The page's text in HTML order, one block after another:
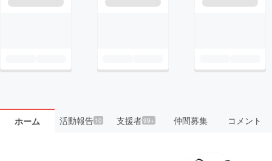
ホーム 活動報告10 支援者99+ 仲間募集 コメント